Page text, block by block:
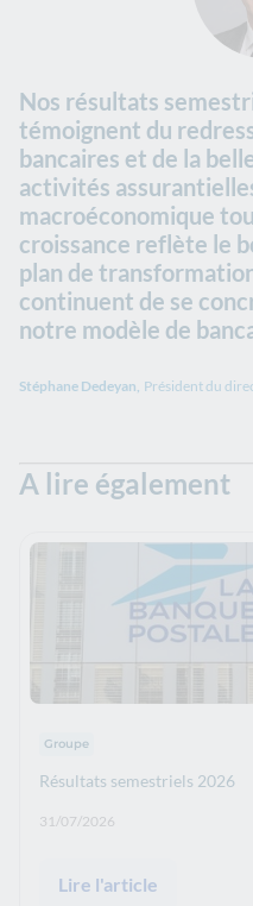
Nos résultats
témoignent du
bancaires et de la
activités
macroéconomique
croissance reflète le
plan de
continuent de se
notre modèle de
Stéphane Dedeyan, Président du
A lire également
Thématiques : :
Groupe
Résultats semestriels 2026
Date de publication: :
31/07/2026
Lire l'article